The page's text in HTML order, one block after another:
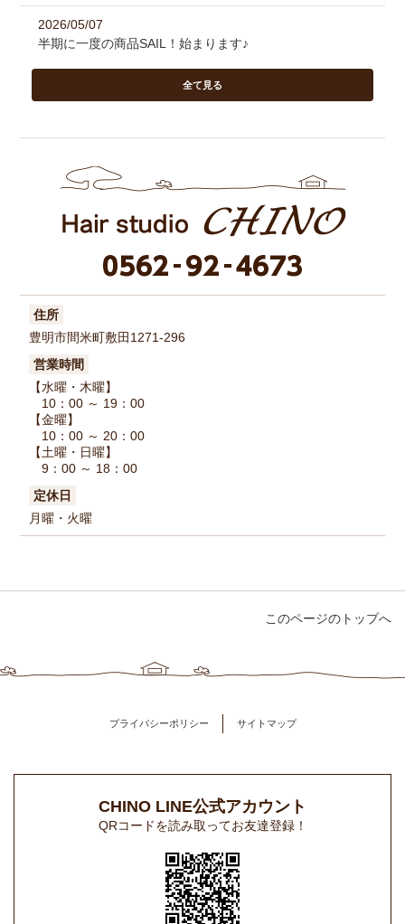
2026/05/07
半期に一度の商品SAIL！始まります♪
全て見る
住所
豊明市間米町敷田1271-296
営業時間
【水曜・木曜】
10：00 ～ 19：00
【金曜】
10：00 ～ 20：00
【土曜・日曜】
9：00 ～ 18：00
定休日
月曜・火曜
このページのトップへ
プライバシーポリシー サイトマップ
CHINO LINE公式アカウント
QRコードを読み取ってお友達登録！